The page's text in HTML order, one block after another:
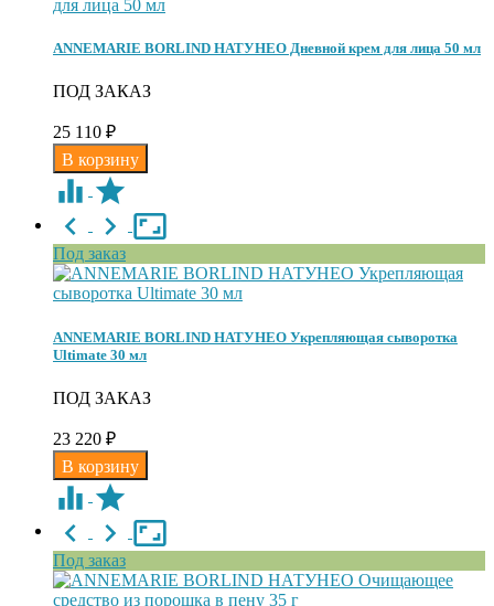
ANNEMARIE BORLIND НАТУНЕО Дневной крем для лица 50 мл
ПОД ЗАКАЗ
25 110 ₽
Под заказ
ANNEMARIE BORLIND НАТУНЕО Укрепляющая сыворотка
Ultimate 30 мл
ПОД ЗАКАЗ
23 220 ₽
Под заказ